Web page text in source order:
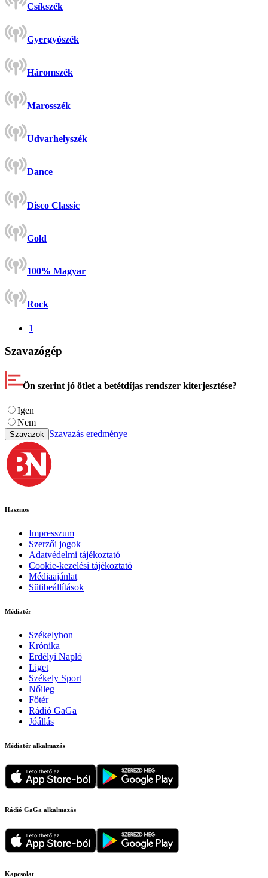
Csíkszék
Gyergyószék
Háromszék
Marosszék
Udvarhelyszék
Dance
Disco Classic
Gold
100% Magyar
Rock
1
Szavazógép
Ön szerint jó ötlet a betétdíjas rendszer kiterjesztése?
Igen
Nem
Szavazok Szavazás eredménye
Hasznos
Impresszum
Szerzői jogok
Adatvédelmi tájékoztató
Cookie-kezelési tájékoztató
Médiaajánlat
Sütibeállítások
Médiatér
Székelyhon
Krónika
Erdélyi Napló
Liget
Székely Sport
Nőileg
Főtér
Rádió GaGa
Jóállás
Médiatér alkalmazás
Rádió GaGa alkalmazás
Kapcsolat